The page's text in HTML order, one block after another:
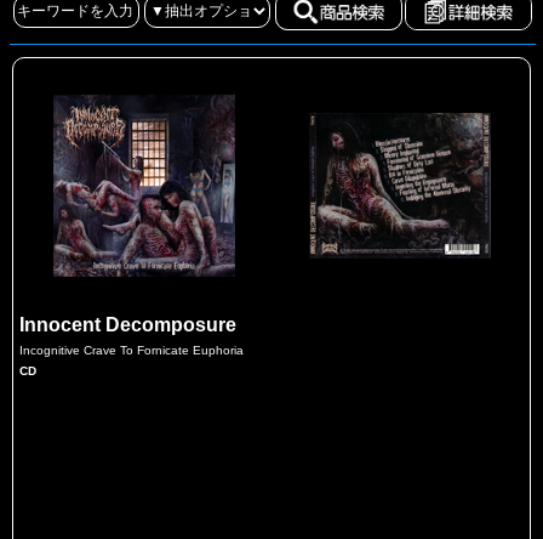
Innocent Decomposure
Incognitive Crave To Fornicate Euphoria
CD